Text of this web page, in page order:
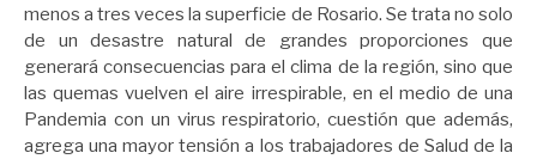
menos a tres veces la superficie de Rosario. Se trata no solo
de un desastre natural de grandes proporciones que
generará consecuencias para el clima de la región, sino que
las quemas vuelven el aire irrespirable, en el medio de una
Pandemia con un virus respiratorio, cuestión que además,
agrega una mayor tensión a los trabajadores de Salud de la